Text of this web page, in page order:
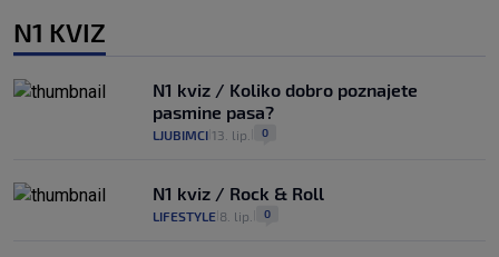
N1 KVIZ
N1 kviz / Koliko dobro poznajete
pasmine pasa?
LJUBIMCI 13. lip. 0
N1 kviz / Rock & Roll
LIFESTYLE 8. lip. 0